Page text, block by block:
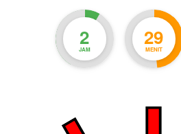
2
JAM 29
MENIT